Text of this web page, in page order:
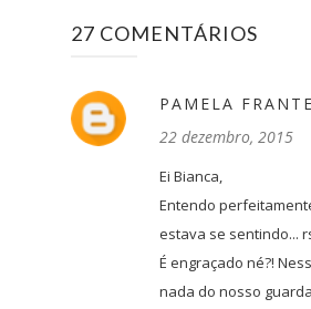
27 COMENTÁRIOS
PAMELA
22 dezembro, 2015
Ei Bianca,
Entendo
estava se sentindo...
É engraçado né?!
nada do nosso